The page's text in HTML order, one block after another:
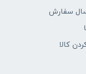
سفارش
کالا